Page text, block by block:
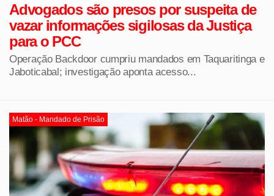
Advogados são presos por suspeita de
vazar informações sigilosas da Justiça
para o PCC
Operação Backdoor cumpriu mandados em Taquaritinga e
Jaboticabal; investigação aponta acesso...
Matão - Mandado de Prisão